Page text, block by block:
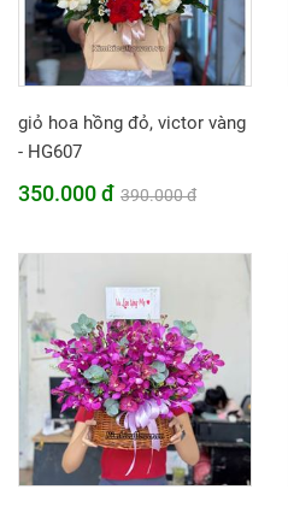
giỏ hoa hồng đỏ, victor vàng
- HG607
350.000 đ 390.000 đ